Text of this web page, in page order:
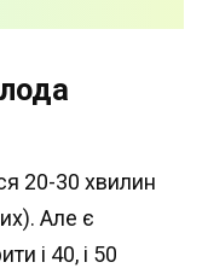
20-30 хвилин
Але є
і 40, і 50